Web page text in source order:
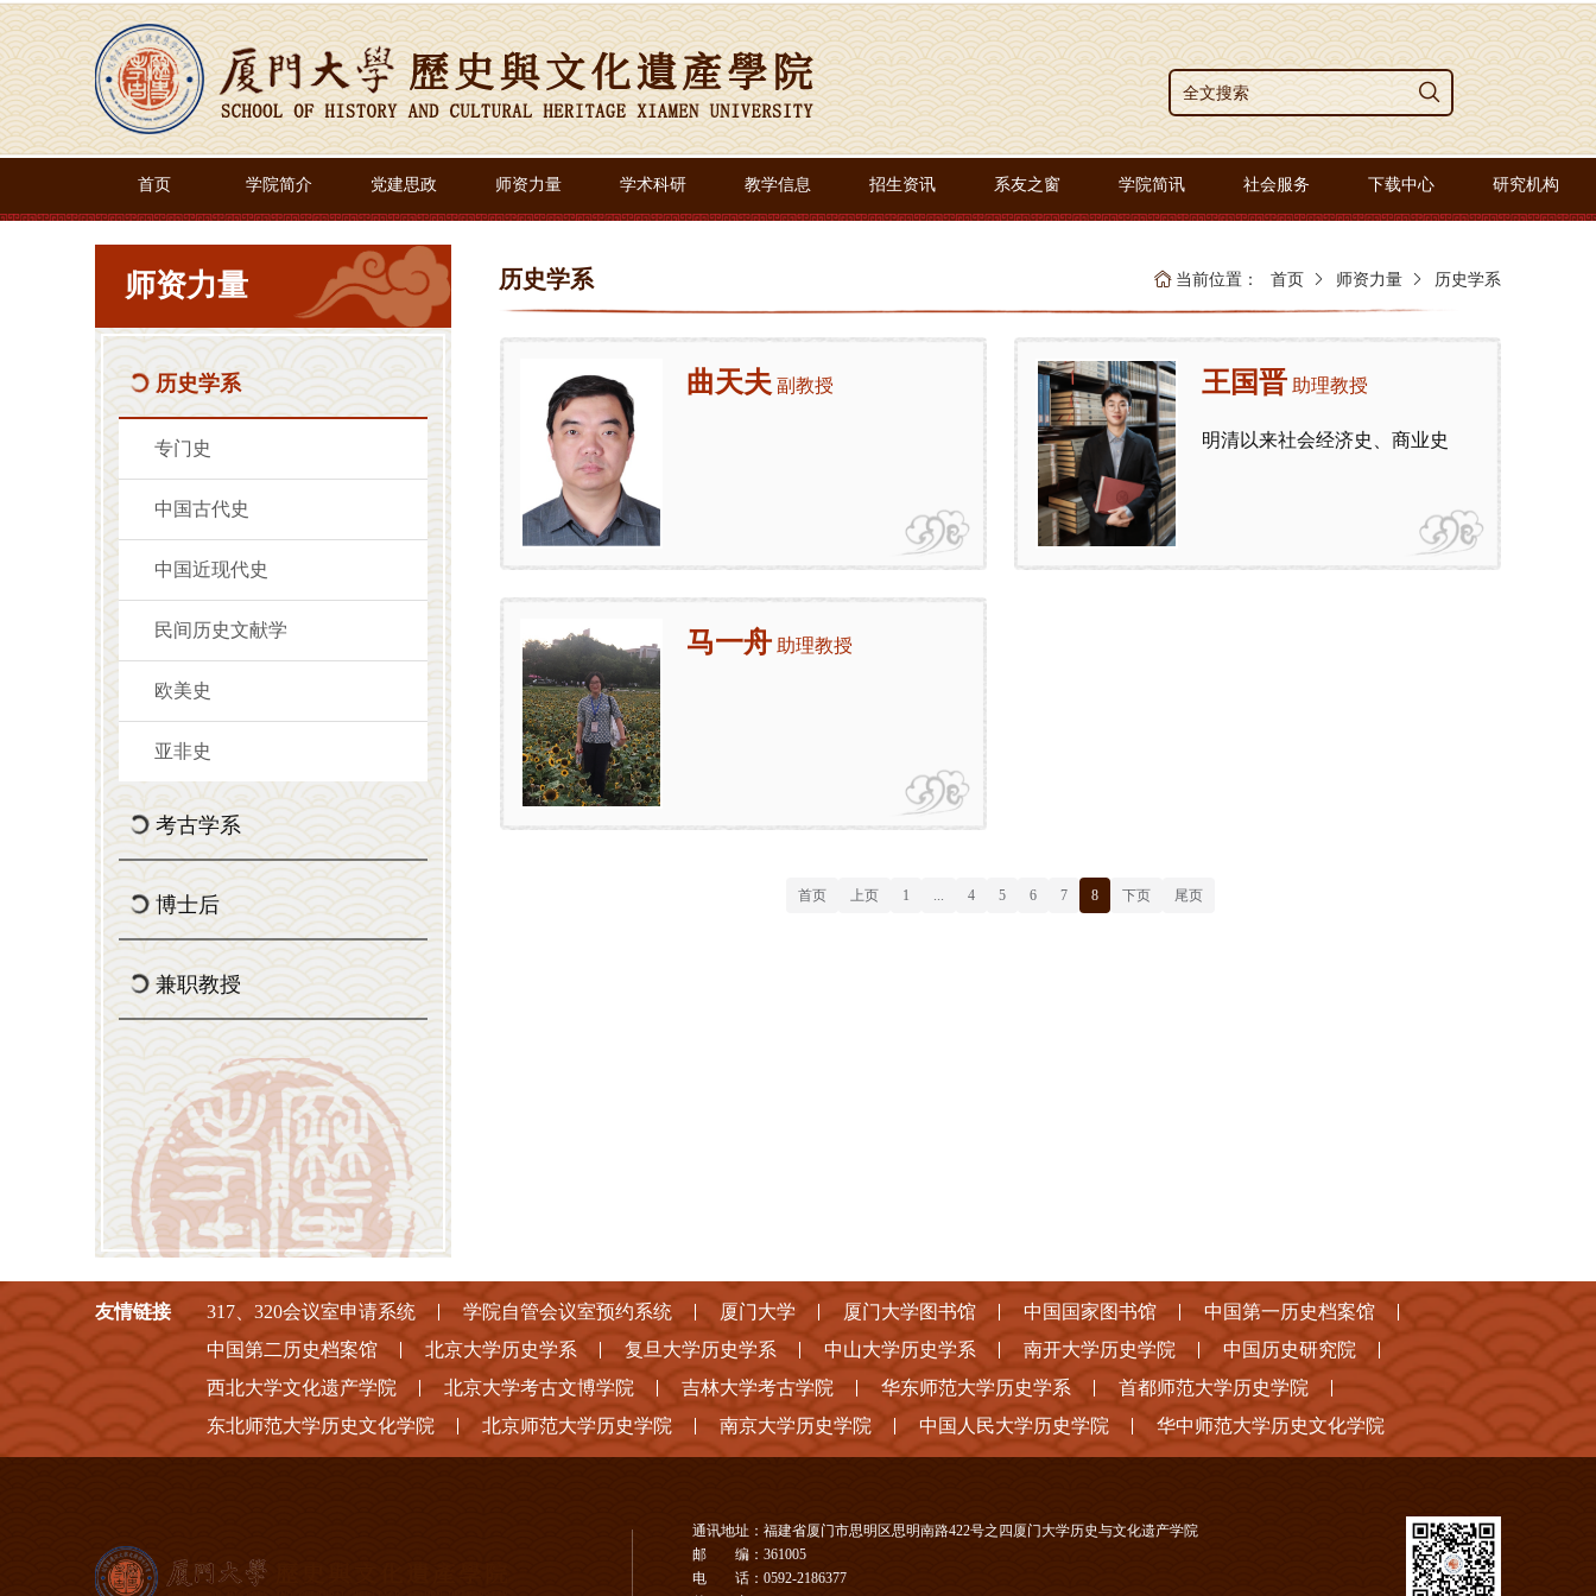
首页 学院简介 党建思政 师资力量 学术科研 教学信息 招生资讯 系友之窗 学院简讯 社会服务 下载中心 研究机构
师资力量
历史学系
专门史
中国古代史
中国近现代史
民间历史文献学
欧美史
亚非史
考古学系
博士后
兼职教授
历史学系 当前位置： 首页 师资力量 历史学系
曲天夫 副教授 王国晋 助理教授
明清以来社会经济史、商业史
马一舟 助理教授
首页 上页 1 ... 4 5 6 7 8 下页 尾页
友情链接 317、320会议室申请系统 学院自管会议室预约系统 厦门大学 厦门大学图书馆 中国国家图书馆
中国第一历史档案馆
中国第二历史档案馆
北京大学历史学系 复旦大学历史学系 中山大学历史学系 南开大学历史学院
中国历史研究院
西北大学文化遗产学院
北京大学考古文博学院 吉林大学考古学院 华东师范大学历史学系
首都师范大学历史学院
东北师范大学历史文化学院
北京师范大学历史学院 南京大学历史学院 中国人民大学历史学院 华中师范大学历史文化学院
通讯地址：福建省厦门市思明区思明南路422号之四厦门大学历史与文化遗产学院
邮 编：361005
电 话：0592-2186377